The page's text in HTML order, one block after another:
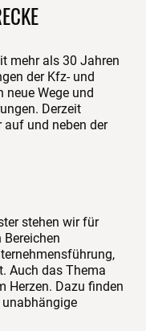
mehr als 30 Jahren
der Kfz- und
neue Wege und
Derzeit
und neben der
stehen wir für
Auch das Thema
Herzen. Dazu finden